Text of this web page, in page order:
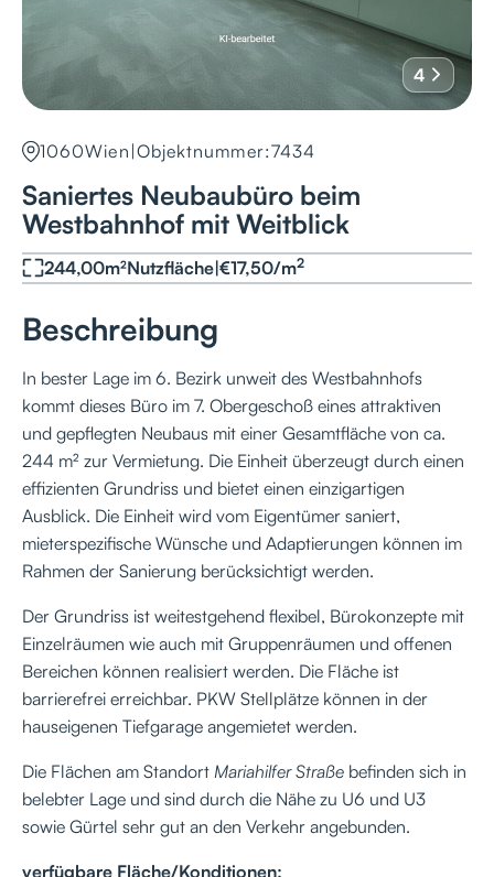
4
1060Wien |Objektnummer:7434
Saniertes Neubaubüro beim
Westbahnhof mit Weitblick
244,00m²Nutzfläche|€17,50/m2
Beschreibung
In bester Lage im 6. Bezirk unweit des Westbahnhofs
kommt dieses Büro im 7. Obergeschoß eines attraktiven
und gepflegten Neubaus mit einer Gesamtfläche von ca.
244 m² zur Vermietung. Die Einheit überzeugt durch einen
effizienten Grundriss und bietet einen einzigartigen
Ausblick. Die Einheit wird vom Eigentümer saniert,
mieterspezifische Wünsche und Adaptierungen können im
Rahmen der Sanierung berücksichtigt werden.
Der Grundriss ist weitestgehend flexibel, Bürokonzepte mit
Einzelräumen wie auch mit Gruppenräumen und offenen
Bereichen können realisiert werden. Die Fläche ist
barrierefrei erreichbar. PKW Stellplätze können in der
hauseigenen Tiefgarage angemietet werden.
Die Flächen am Standort Mariahilfer Straße befinden sich in
belebter Lage und sind durch die Nähe zu U6 und U3
sowie Gürtel sehr gut an den Verkehr angebunden.
verfügbare Fläche/Konditionen: